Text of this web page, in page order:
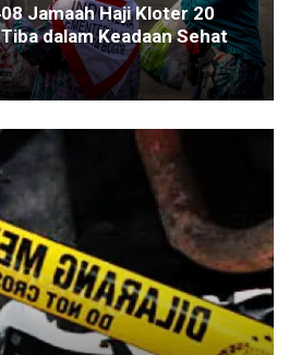
Jamaah Haji Kloter 20
dalam Keadaan Sehat